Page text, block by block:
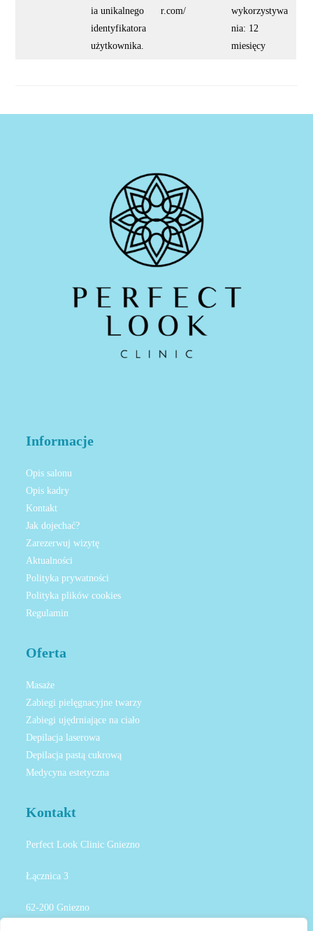
ia unikalnego
identyfikatora
użytkownika.
r.com/
wykorzystywa
nia: 12
miesięcy
Informacje
Opis salonu
Opis kadry
Kontakt
Jak dojechać?
Zarezerwuj wizytę
Aktualności
Polityka prywatności
Polityka plików cookies
Regulamin
Oferta
Masaże
Zabiegi pielęgnacyjne twarzy
Zabiegi ujędrniające na ciało
Depilacja laserowa
Depilacja pastą cukrową
Medycyna estetyczna
Kontakt
Perfect Look Clinic Gniezno
Łącznica 3
62-200 Gniezno